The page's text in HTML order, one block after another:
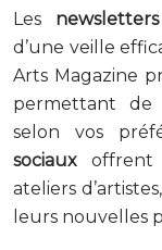
Les
d’une veille
Arts Magazine
permettant de
selon vos
sociaux offrent
ateliers
leurs nouvelles